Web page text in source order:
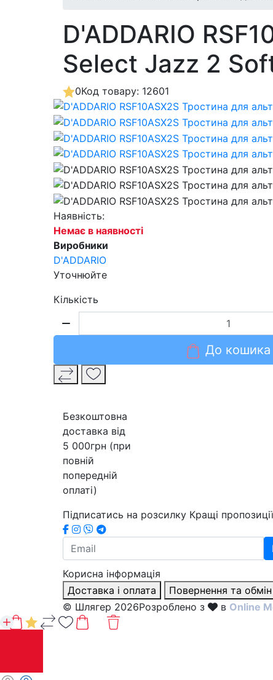
D'ADDARIO
Select Jazz 2
0Код товару: 12601
Наявність:
Немає в наявності
Виробники
D'ADDARIO
Уточнюйте
Кількість
До кошика
Безкоштовна
доставка від
5 000грн (при
повній
попередній
оплаті)
Підписатись на розсилку Кращі
Корисна інформація
Доставка і оплата
Повернення та обмін
© Шлягер 2026Розроблено з в Online